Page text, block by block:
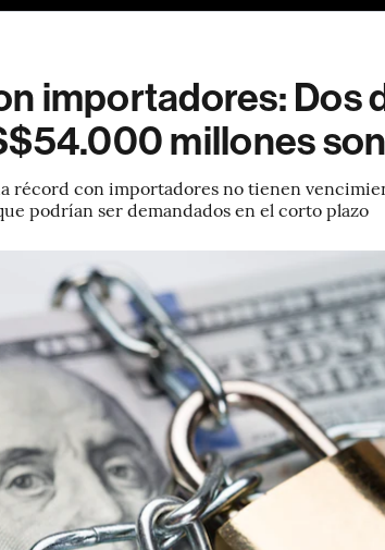
importadores: Dos
millones
récord con importadores no tienen
podrían ser demandados en el corto plazo